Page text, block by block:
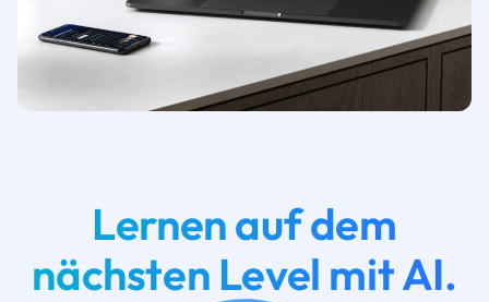
Lernen auf dem
nächsten Level mit AI.